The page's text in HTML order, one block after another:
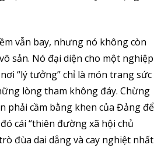
vẫn bay, nhưng nó không còn
sản. Nó đại diện cho một nghiệp
“lý tưởng” chỉ là món trang sức
lòng tham không đáy. Chừng
phải cầm bằng khen của Đảng để
cái “thiên đường xã hội chủ
đùa dai dẳng và cay nghiệt nhất